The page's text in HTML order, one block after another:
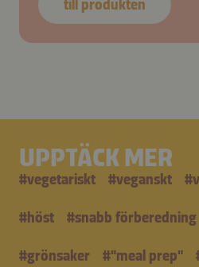
till produkten
UPPTÄCK MER
#vegetariskt #veganskt #
#höst #snabb förberedning
#grönsaker #"meal prep"